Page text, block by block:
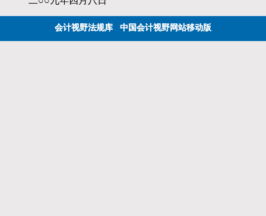
会计视野法规库 中国会计视野网站移动版